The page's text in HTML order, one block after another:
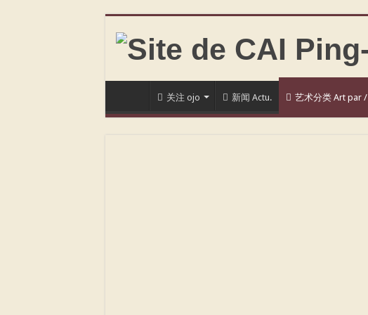
关注 ojo 新闻 Actu. 艺术分类 Art par /